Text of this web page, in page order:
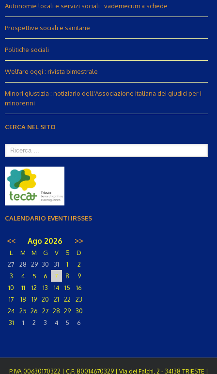
Autonomie locali e servizi sociali : vademecum a schede
Prospettive sociali e sanitarie
Politiche sociali
Welfare oggi : rivista bimestrale
Minori giustizia : notiziario dell'Associazione italiana dei giudici per i
minorenni
CERCA NEL SITO
CALENDARIO EVENTI IRSSES
<< Ago 2026 >>
L M M G V S
D
27
28 29 30 31 1
2
3
4 5 6 7 8
9
10
11 12 13 14 15
16
17
18 19 20 21 22
23
24
25 26 27 28 29
30
31
1 2 3 4 5 6
P.IVA 00630170322 | C.F. 80014670329 | Via dei Falchi, 2 - 34138 TRIESTE |